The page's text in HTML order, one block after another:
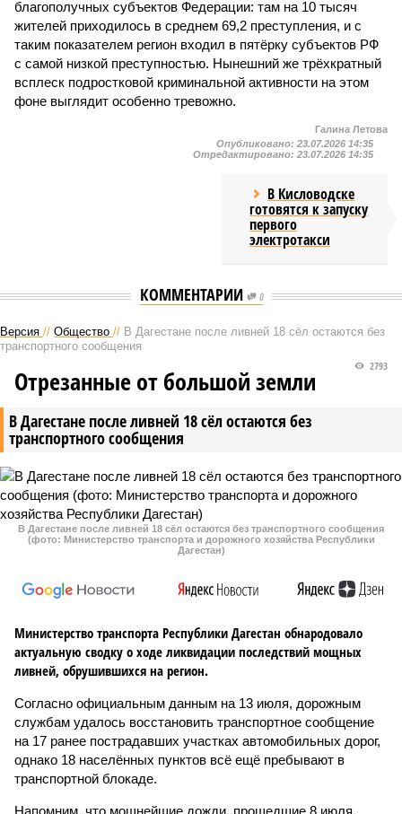
благополучных субъектов Федерации: там на 10 тысяч
жителей приходилось в среднем 69,2 преступления, и с
таким показателем регион входил в пятёрку субъектов РФ
с самой низкой преступностью. Нынешний же трёхкратный
всплеск подростковой криминальной активности на этом
фоне выглядит особенно тревожно.
Галина Летова
Опубликовано: 23.07.2026 14:35
Отредактировано: 23.07.2026 14:35
В Кисловодске
готовятся к запуску
первого
электротакси
КОММЕНТАРИИ 0
Версия // Общество // В Дагестане после ливней 18 сёл остаются без
транспортного сообщения
В Дагестане после ливней 18 сёл остаются без
транспортного сообщения
2793
Отрезанные от большой земли
В Дагестане после ливней 18 сёл остаются без транспортного сообщения
(фото: Министерство транспорта и дорожного хозяйства Республики
Дагестан)
Министерство транспорта Республики Дагестан обнародовало
актуальную сводку о ходе ликвидации последствий мощных
ливней, обрушившихся на регион.
Согласно официальным данным на 13 июля, дорожным
службам удалось восстановить транспортное сообщение
на 17 ранее пострадавших участках автомобильных дорог,
однако 18 населённых пунктов всё ещё пребывают в
транспортной блокаде.
Напомним, что мощнейшие дожди, прошедшие 8 июля,